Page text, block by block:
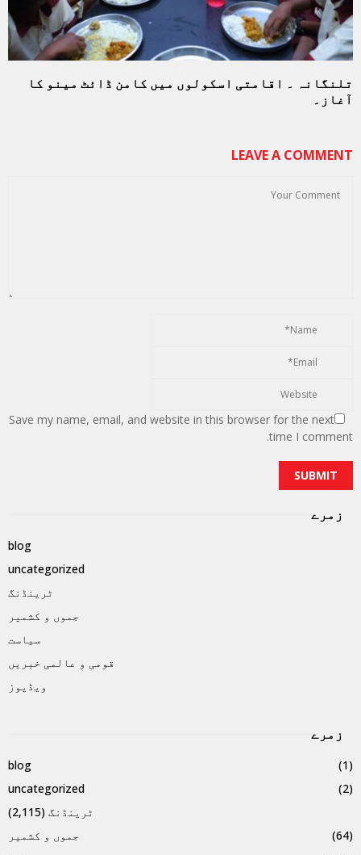
تلنگانہ ۔ اقامتی اسکولوں میں کامن ڈائٹ مینو کا
آغاز۔
LEAVE A COMMENT
Save my name, email, and website in this browser for the next
time I comment.
زمرے
blog
uncategorized
ٹرینڈنگ
جموں و کشمیر
سیاست
قومی و عالمی خبریں
ویڈیوز
زمرے
blog
(1)
uncategorized
(2)
ٹرینڈنگ (2,115)
جموں و کشمیر
(64)